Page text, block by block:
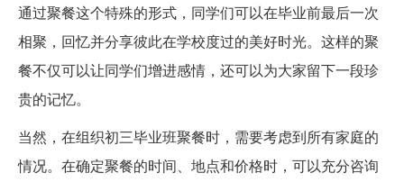
通过聚餐这个特殊的形式，同学们可以在毕业前最后一次
相聚，回忆并分享彼此在学校度过的美好时光。这样的聚
餐不仅可以让同学们增进感情，还可以为大家留下一段珍
贵的记忆。
当然，在组织初三毕业班聚餐时，需要考虑到所有家庭的
情况。在确定聚餐的时间、地点和价格时，可以充分咨询